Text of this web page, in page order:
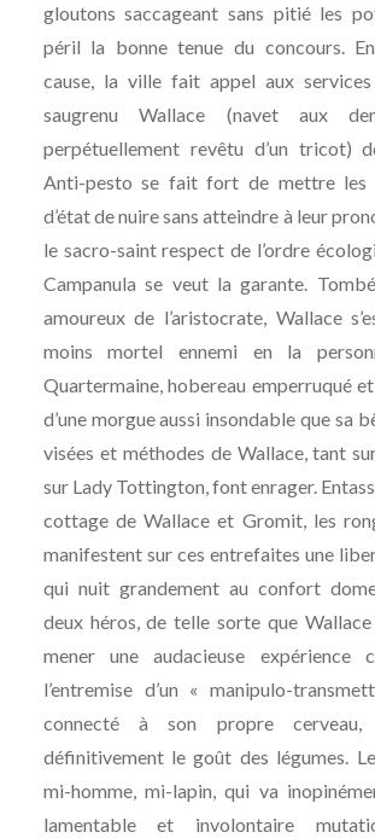
gloutons saccageant sans pitié les
péril la bonne tenue du concours.
cause, la ville fait appel aux services
saugrenu Wallace (navet aux
perpétuellement revêtu d’un tricot)
Anti-pesto se fait fort de mettre les
d’état de nuire sans atteindre à leur
le sacro-saint respect de l’ordre
Campanula se veut la garante.
amoureux de l’aristocrate, Wallace
moins mortel ennemi en la
Quartermaine, hobereau emperruqué
d’une morgue aussi insondable que sa
visées et méthodes de Wallace, tant
sur Lady Tottington, font enrager.
cottage de Wallace et Gromit, les
manifestent sur ces entrefaites une
qui nuit grandement au confort
deux héros, de telle sorte que
mener une audacieuse expérience
l’entremise d’un « manipulo-
connecté à son propre
définitivement le goût des légumes.
mi-homme, mi-lapin, qui va
lamentable et involontaire